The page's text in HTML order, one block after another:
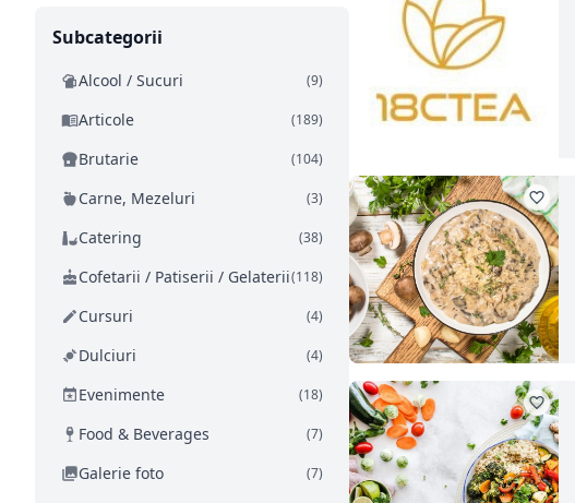
Subcategorii
Alcool / Sucuri (9)
Articole (189)
Brutarie (104)
Carne, Mezeluri (3)
Catering (38)
Cofetarii / Patiserii / Gelaterii(118)
Cursuri (4)
Dulciuri (4)
Evenimente (18)
Food & Beverages (7)
Galerie foto (7)